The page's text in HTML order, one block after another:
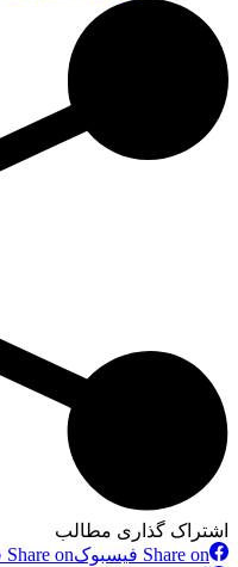
اشتراک گذاری مطالب
Share on فیسبوک
Share on فیسبوک